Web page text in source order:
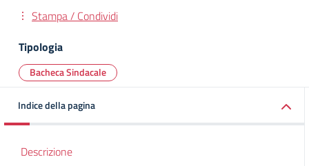
Stampa / Condividi
Tipologia
Bacheca Sindacale
Indice della pagina
Descrizione